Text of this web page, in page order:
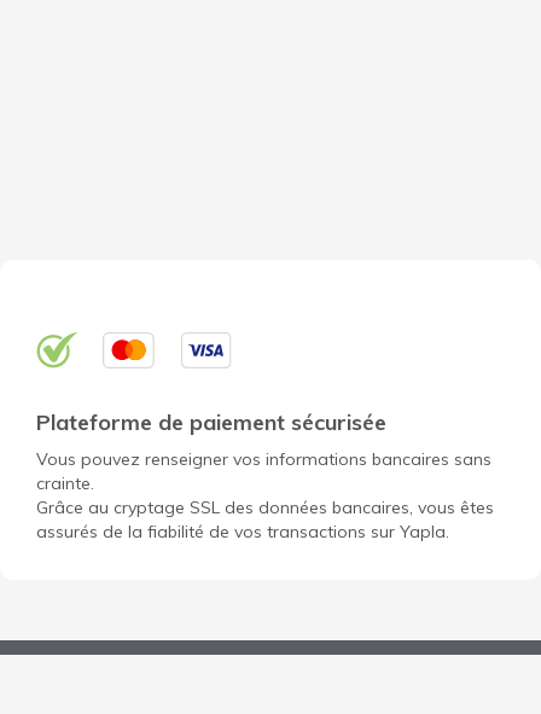
Plateforme de paiement sécurisée
Vous pouvez renseigner vos informations bancaires sans
crainte.
Grâce au cryptage SSL des données bancaires, vous êtes
assurés de la fiabilité de vos transactions sur Yapla.